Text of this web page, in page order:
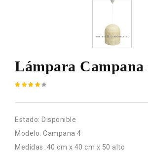
Lámpara Campana
Estado: Disponible
Modelo: Campana 4
Medidas: 40 cm x 40 cm x 50 alto